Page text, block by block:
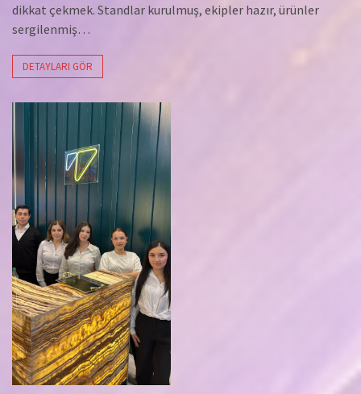
dikkat çekmek. Standlar kurulmuş, ekipler hazır, ürünler
sergilenmiş…
DETAYLARI GÖR